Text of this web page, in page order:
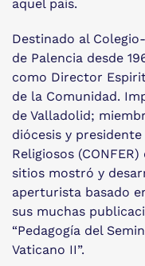
aquel país.
Destinado al
de Palencia desde
como Director
de la Comunidad.
de Valladolid;
diócesis y
Religiosos
sitios mostró y
aperturista basado
sus muchas
“Pedagogía del
Vaticano II”.